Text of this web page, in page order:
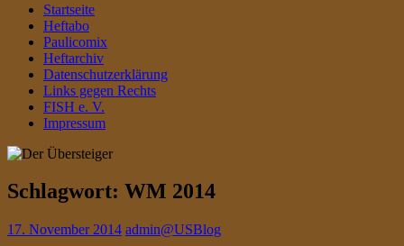
Startseite
Heftabo
Paulicomix
Heftarchiv
Datenschutzerklärung
Links gegen Rechts
FISH e. V.
Impressum
Schlagwort: WM 2014
17. November 2014 admin@USBlog